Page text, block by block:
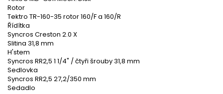
Rotor
Tektro TR-160-35 rotor 160/F a 160/R
Řídítka
Syncros Creston 2.0 X
Slitina 31,8 mm
H'stem
Syncros RR2,5 1 1/4" / čtyři šrouby 31,8 mm
Sedlovka
Syncros RR2,5 27,2/350 mm
Sedadlo